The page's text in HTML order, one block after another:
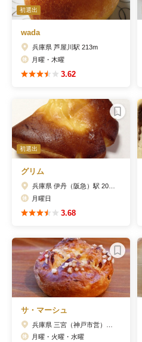
初選出
wada
兵庫県 芦屋川駅 213m
月曜・木曜
3.62
初選出
グリム
月曜日
3.68
サ・マーシュ
月曜・火曜・水曜